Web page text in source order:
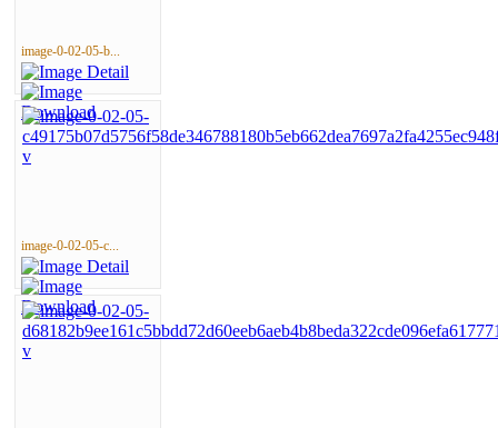
image-0-02-05-b...
image-0-02-05-c...